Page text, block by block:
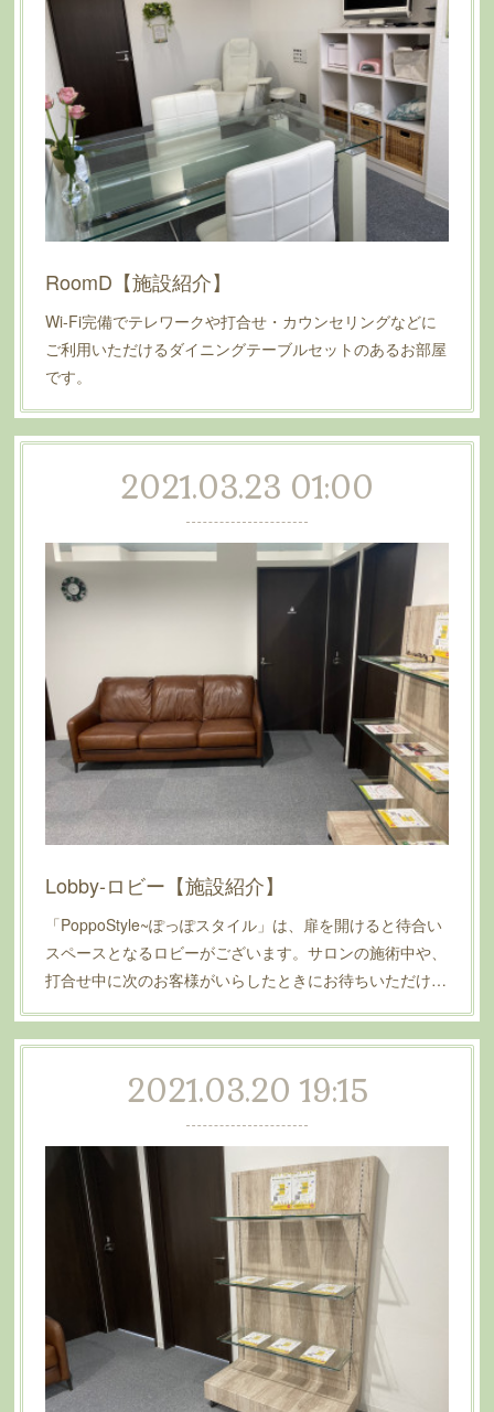
RoomD【施設紹介】
Wi-Fi完備でテレワークや打合せ・カウンセリングなどに
ご利用いただけるダイニングテーブルセットのあるお部屋
です。
2021.03.23 01:00
Lobby-ロビー【施設紹介】
「PoppoStyle~ぽっぽスタイル」は、扉を開けると待合い
スペースとなるロビーがございます。サロンの施術中や、
打合せ中に次のお客様がいらしたときにお待ちいただけ…
2021.03.20 19:15